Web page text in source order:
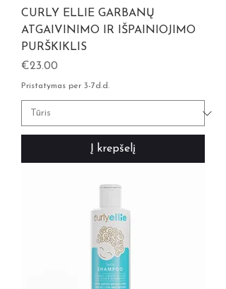
CURLY ELLIE GARBANŲ
ATGAIVINIMO IR IŠPAINIOJIMO
PURŠKIKLIS
Kaina
€23.00
Pristatymas per 3-7d.d.
Į krepšelį